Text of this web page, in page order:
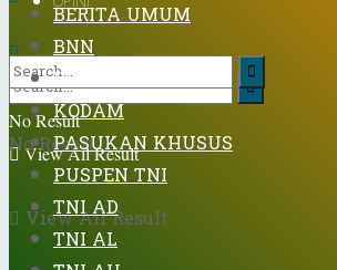
No Result
View All Result
No Result
View All Result
BERITA UMUM
BNN
DISPENAD
KODAM
PASUKAN KHUSUS
PUSPEN TNI
TNI AD
TNI AL